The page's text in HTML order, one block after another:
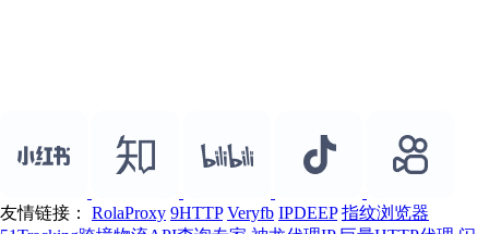
友情链接： RolaProxy 9HTTP Veryfb IPDEEP 指纹浏览器